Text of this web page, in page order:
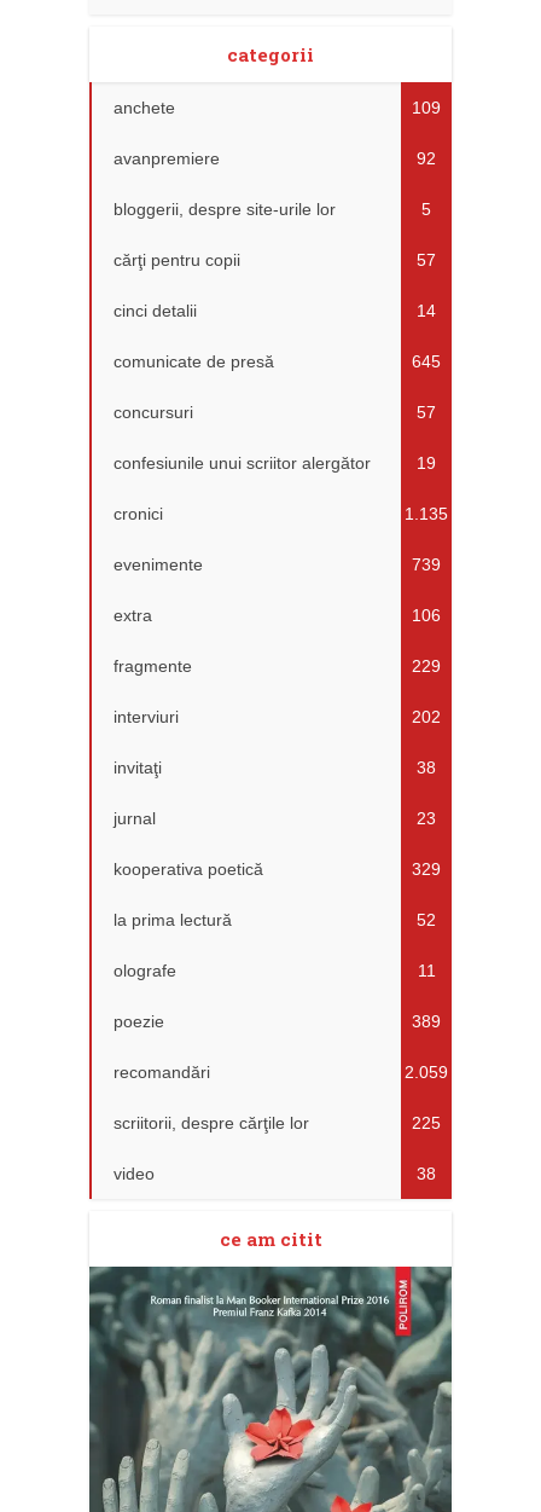
categorii
anchete 109
avanpremiere 92
bloggerii, despre site-urile lor 5
cărţi pentru copii 57
cinci detalii 14
comunicate de presă 645
concursuri 57
confesiunile unui scriitor alergător 19
cronici 1.135
evenimente 739
extra 106
fragmente 229
interviuri 202
invitaţi 38
jurnal 23
kooperativa poetică 329
la prima lectură 52
olografe 11
poezie 389
recomandări 2.059
scriitorii, despre cărţile lor 225
video 38
ce am citit